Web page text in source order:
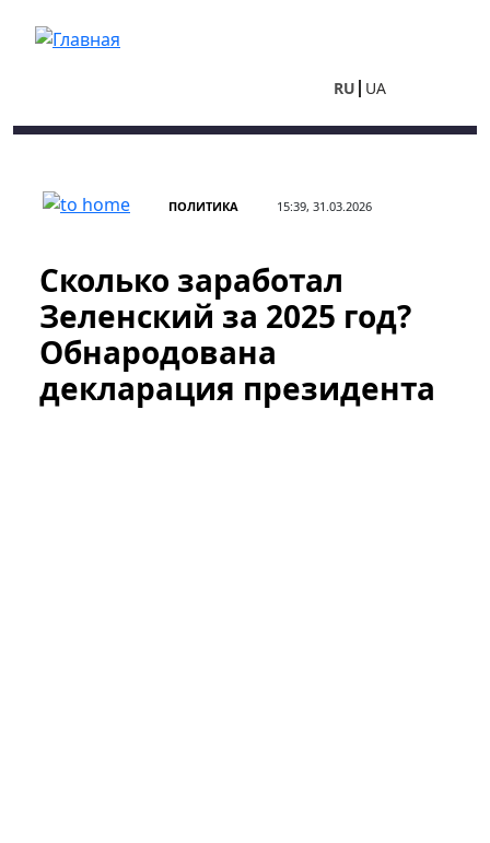
RU UA
ПОЛИТИКА 15:39, 31.03.2026
Сколько заработал
Зеленский за 2025 год?
Обнародована
декларация президента